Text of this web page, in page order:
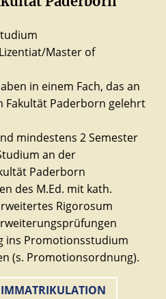
Master of
in einem Fach, das an
Fakultät Paderborn gelehrt
mindestens 2 Semester
an der
Paderborn
des M.Ed. mit kath.
Rigorosum
ins Promotionsstudium
(s. Promotionsordnung).